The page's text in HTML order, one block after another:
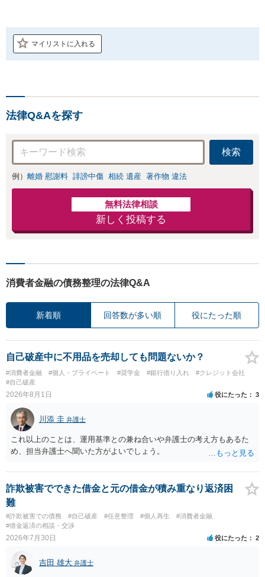
マイリストに入れる
法律Q&Aを探す
検索
例） 離婚 慰謝料 誹謗中傷 相続 遺産 著作物 違法
無料法律相談
新しく投稿する
消費者金融の債務整理の法律Q&A
新着順 回答数が多い順 役にたった順
自己破産中に不用品を売却しても問題ないか？
#消費者金融 #個人・プライベート #奨学金 #銀行借り入れ
#クレジット会社
#自己破産
2026年8月1日 役にたった 3
川添 圭 弁護士
これ以上のことは、運用基準との兼ね合いや弁護士の考え方もあるた
め、担当弁護士へ聞いた方がよいでしょう。
詐欺被害でできた借金と元の借金が積み重なり返済困
難
#詐欺被害での債務 #自己破産 #任意整理 #個人再生
#消費者金融
#借金返済の相談・交渉
2026年7月30日 役にたった 2
吉田 雄大 弁護士